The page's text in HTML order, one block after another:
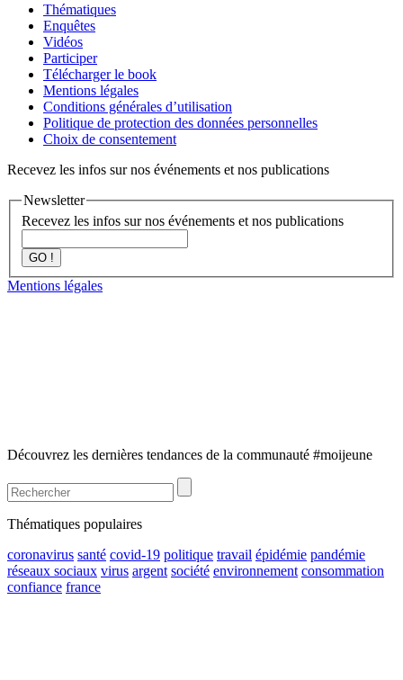
Thématiques
Enquêtes
Vidéos
Participer
Télécharger le book
Mentions légales
Conditions générales d’utilisation
Politique de protection des données personnelles
Choix de consentement
Recevez les infos sur nos événements et nos publications
Newsletter
Recevez les infos sur nos événements et nos publications
GO !
Mentions légales
Découvrez les dernières tendances de la communauté #moijeune
Thématiques populaires
coronavirus santé covid-19 politique travail épidémie pandémie
réseaux sociaux virus argent société environnement consommation
confiance france